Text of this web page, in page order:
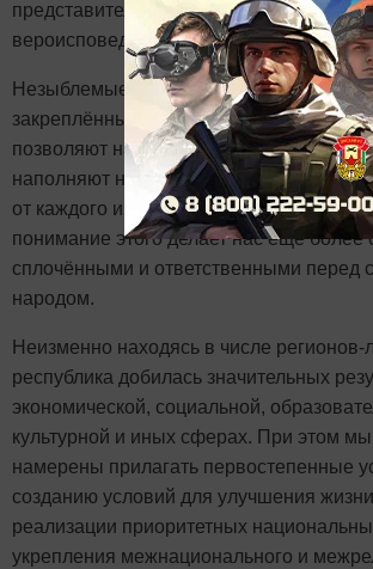
представителей разных
вероисповеданий.
Незыблемые принципы свободы и
закреплённые
в Конституции
позволяют нам с уверенностью
наполняют нашу жизнь созидательным
от каждого из нас зависит судьба
понимание этого делает нас ещё более
сплочёнными и ответственными перед
народом.
Неизменно находясь в числе
республика добилась значительных
экономической, социальной,
культурной и иных сферах. При этом
намерены прилагать первостепенные
созданию условий для улучшения
реализации приоритетных
укрепления межнационального и